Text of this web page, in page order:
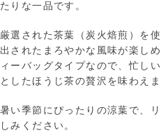
たりな一品です。
厳選された茶葉（炭火焙煎）を
出されたまろやかな風味が楽し
ィーバッグタイプなので、忙し
としたほうじ茶の贅沢を味わえま
暑い季節にぴったりの涼葉で、
しみください。